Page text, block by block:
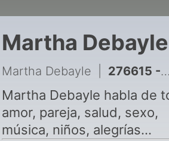
Martha Debayle
Martha Debayle 276615 - Martha Debayle en W Radio - Miércoles 5 de agosto del 2026
Martha Debayle habla de
amor, pareja, salud, sexo,
música, niños, alegrías...